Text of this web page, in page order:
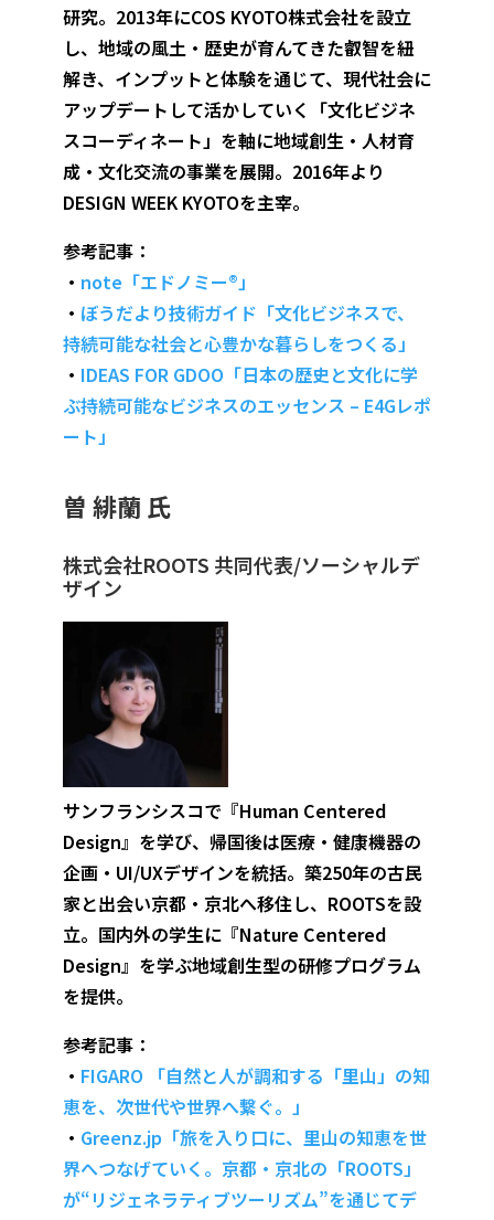
研究。2013年にCOS KYOTO株式会社を設立
し、地域の風土・歴史が育んてきた叡智を紐
解き、インプットと体験を通じて、現代社会に
アップデートして活かしていく「文化ビジネ
スコーディネート」を軸に地域創生・人材育
成・文化交流の事業を展開。2016年より
DESIGN WEEK KYOTOを主宰。
参考記事：
・ note「エドノミー®︎」
・ ぼうだより技術ガイド「文化ビジネスで、
持続可能な社会と心豊かな暮らしをつくる」
・ IDEAS FOR GDOO「日本の歴史と文化に学
ぶ持続可能なビジネスのエッセンス – E4Gレポ
ート」
曽 緋蘭 氏
株式会社ROOTS 共同代表/ソーシャルデ
ザイン
サンフランシスコで『Human Centered
Design』を学び、帰国後は医療・健康機器の
企画・UI/UXデザインを統括。築250年の古民
家と出会い京都・京北へ移住し、ROOTSを設
立。国内外の学生に『Nature Centered
Design』を学ぶ地域創生型の研修プログラム
を提供。
参考記事：
・ FIGARO 「自然と人が調和する「里山」の知
恵を、次世代や世界へ繋ぐ。」
・ Greenz.jp「旅を入り口に、里山の知恵を世
界へつなげていく。京都・京北の「ROOTS」
が“リジェネラティブツーリズム”を通じてデ